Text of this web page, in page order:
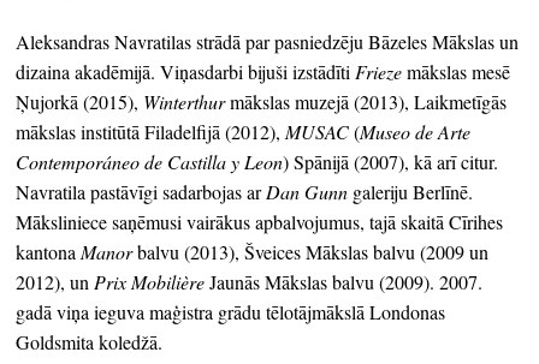
Aleksandras Navratilas strādā par pasniedzēju Bāzeles Mākslas un
dizaina akadēmijā. Viņasdarbi bijuši izstādīti Friezemākslas mesē
Ņujorkā (2015), Winterthurmākslas muzejā (2013), Laikmetīgās
mākslas institūtā Filadelfijā (2012), MUSAC(Museo de Arte
Contemporáneo de Castilla y Leon) Spānijā (2007), kā arī citur.
Navratila pastāvīgi sadarbojas arDan Gunn galeriju Berlīnē.
Māksliniece saņēmusi vairākus apbalvojumus, tajā skaitā Cīrihes
kantona Manorbalvu (2013), Šveices Mākslas balvu (2009 un
2012), un Prix MobilièreJaunās Mākslas balvu (2009). 2007.
gadā viņa ieguva maģistra grādu tēlotājmākslā Londonas
Goldsmita koledžā.